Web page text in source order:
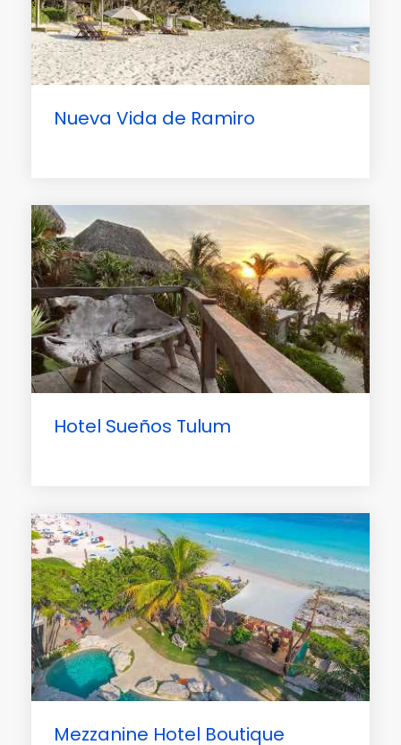
Nueva Vida de Ramiro
Hotel Sueños Tulum
Mezzanine Hotel Boutique